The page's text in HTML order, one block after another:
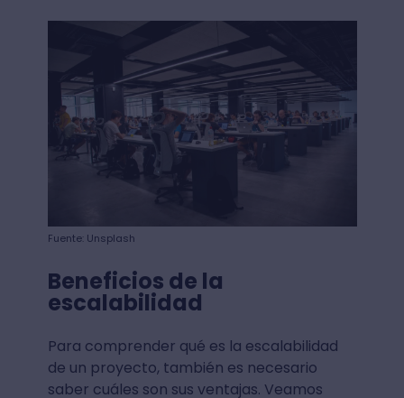
Fuente: Unsplash
Beneficios de la
escalabilidad
Para comprender qué es la escalabilidad
de un proyecto, también es necesario
saber cuáles son sus ventajas. Veamos